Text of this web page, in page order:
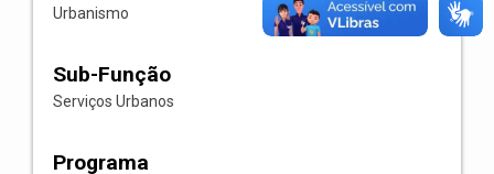
Urbanismo
Sub-Função
Serviços Urbanos
Programa